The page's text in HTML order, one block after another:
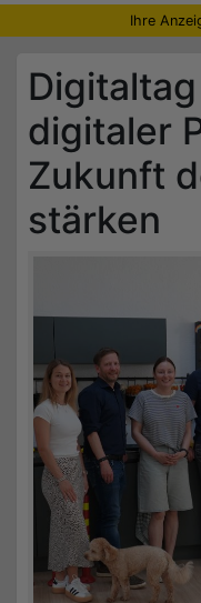
Ihre
digitaler
Zukunft
stärken